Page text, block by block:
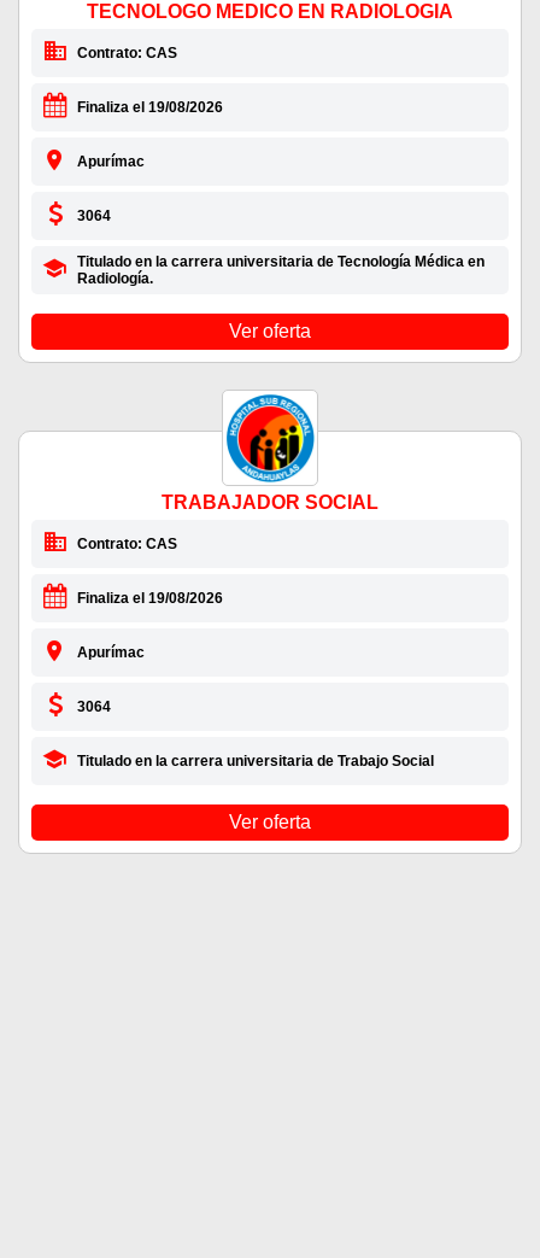
TECNOLOGO MEDICO EN RADIOLOGIA
Contrato: CAS
Finaliza el 19/08/2026
Apurímac
3064
Titulado en la carrera universitaria de Tecnología Médica en
Radiología.
Ver oferta
TRABAJADOR SOCIAL
Contrato: CAS
Finaliza el 19/08/2026
Apurímac
3064
Titulado en la carrera universitaria de Trabajo Social
Ver oferta